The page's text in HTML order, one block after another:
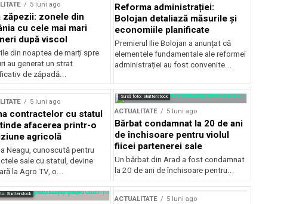
5 luni ago
zăpezii: zonele din
cu cele mai mari
după viscol
din noaptea de marți spre
au generat un strat
de zăpadă...
Reforma administrației:
Bolojan detaliază măsurile și
economiile planificate
Premierul Ilie Bolojan a anunțat că
elementele fundamentale ale reformei
administrației au fost convenite...
5 luni ago
contractelor cu statul
afacerea printr-o
agricolă
Neagu, cunoscută pentru
sale cu statul, devine
la Agro TV, o...
Sursă foto: Shutterstock
ACTUALITATE 5 luni ago
Bărbat condamnat la 20 de ani
de închisoare pentru violul
fiicei partenerei sale
Un bărbat din Arad a fost condamnat
la 20 de ani de închisoare pentru...
Shutterstock
ACTUALITATE 5 luni ago